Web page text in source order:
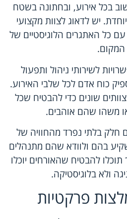
בכל אירוע, ובחתונה בשטח
יש לדאוג לצוות מקצועי
כל האתגרים הלוגיסטיים של
המקום.
לשירותי ניהול ותפעול
כוח אדם לכל שלבי האירוע.
שונים כדי להבטיח שכל
משהו שהם אוהבים.
חלק בלתי נפרד מהחוויה של
בהם ולוודא שהם מתנהלים
להבטיח שהאורחים יוכלו
ולא בלוגיסטיקה.
פרקטיות